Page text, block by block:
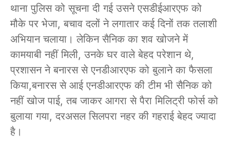
थाना पुलिस को सूचना दी गई उसने एसडीईआरएफ को
मौके पर भेजा, बचाव दलों ने लगातार कई दिनों तक तलाशी
अभियान चलाया। लेकिन सैनिक का शव खोजने में
कामयाबी नहीं मिली, उनके घर वाले बेहद परेशान थे,
प्रशासन ने बनारस से एनडीआरएफ को बुलाने का फैसला
किया,बनारस से आई एनडीआरएफ की टीम भी सैनिक को
नहीं खोज पाई, तब जाकर आगरा से पैरा मिलिट्री फोर्स को
बुलाया गया, दरअसल सिलपरा नहर की गहराई बेहद ज्यादा
है।